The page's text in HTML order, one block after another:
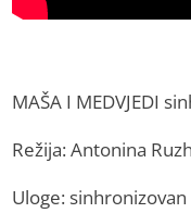
MAŠA I MEDVJEDI
Režija: Antonina
Uloge: sinhronizovan